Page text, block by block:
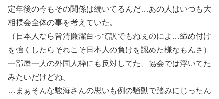
定年後の今もその関係は続いてるんだ…あの人はいつも大
相撲会全体の事を考えていた。
（日本人なら皆清廉潔白って訳でもねぇのによ…締め付け
を強くしたらそれこそ日本人の負けを認めた様なもんさ）
一部屋一人の外国人枠にも反対してた、協会では浮いてた
みたいだけどね。
…まぁそんな駿海さんの思いも例の騒動で踏みにじったん